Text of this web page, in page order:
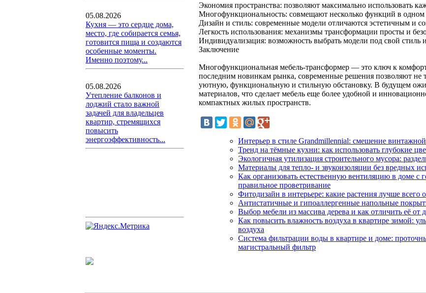
05.08.2026
Кухня — это сердце дома,
место, где собирается семья,
готовится пища и создаются
особенные моменты.
Именно поэтому...
05.08.2026
Утепление балконов и
лоджий стало важной
задачей для владельцев
квартир, стремящихся
повысить
энергоэффективность...
Экономия пространства: позволяют максимально использовать
Многофункциональность: совмещают несколько функций в одном
Дизайн и стиль: современные модели отличаются эстетичным и
Легкость использования: механизмы трансформации просты и
Индивидуализация: возможность выбрать модели под свой стиль
Заключение
Многофункциональная мебель-трансформер — это ключ к
последним новинкам рынка, современные решения позволяют не
уютную, функциональную и стильную обстановку. В будущем
материалов, что сделает мебель еще более удобной и
компактных жилых пространств.
Интерьер в стиле Grandmillennial: смешение
Тренд на тёмные кухни: как использовать глубокие
Экологичная утилизация строительного мусора:
Материалы для тепло- и звукоизоляции без вредных
Как организовать естественную вентиляцию в доме
правильное проветривание
Фитодизайн в интерьере: какие растения лучше всего
Антистатичные и гипоаллергенные напольные
Выбор мебели из массива дерева и как отличить её
Как повысить влажность воздуха в квартире зимой:
воздуха
Система фильтрации воды в квартире и доме:
магистральный фильтр